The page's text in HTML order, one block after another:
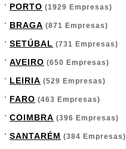
PORTO (1929 Empresas)
BRAGA (871 Empresas)
SETÚBAL (731 Empresas)
AVEIRO (650 Empresas)
LEIRIA (529 Empresas)
FARO (463 Empresas)
COIMBRA (396 Empresas)
SANTARÉM (384 Empresas)